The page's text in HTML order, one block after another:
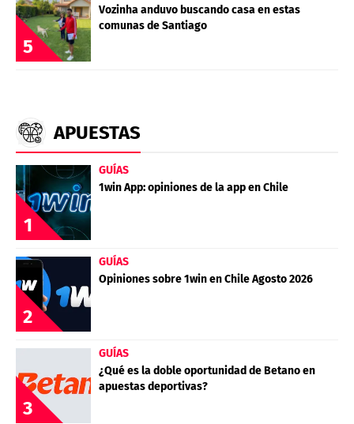
5
Vozinha anduvo buscando casa en estas
comunas de Santiago
APUESTAS
1
GUÍAS
1win App: opiniones de la app en Chile
2
GUÍAS
Opiniones sobre 1win en Chile Agosto 2026
3
GUÍAS
¿Qué es la doble oportunidad de Betano en
apuestas deportivas?